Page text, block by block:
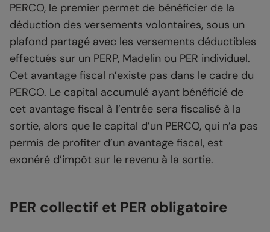
PERCO, le premier permet de bénéficier de la
déduction des versements volontaires, sous un
plafond partagé avec les versements déductibles
effectués sur un PERP, Madelin ou PER individuel.
Cet avantage fiscal n’existe pas dans le cadre du
PERCO. Le capital accumulé ayant bénéficié de
cet avantage fiscal à l’entrée sera fiscalisé à la
sortie, alors que le capital d’un PERCO, qui n’a pas
permis de profiter d’un avantage fiscal, est
exonéré d’impôt sur le revenu à la sortie.
PER collectif et PER obligatoire